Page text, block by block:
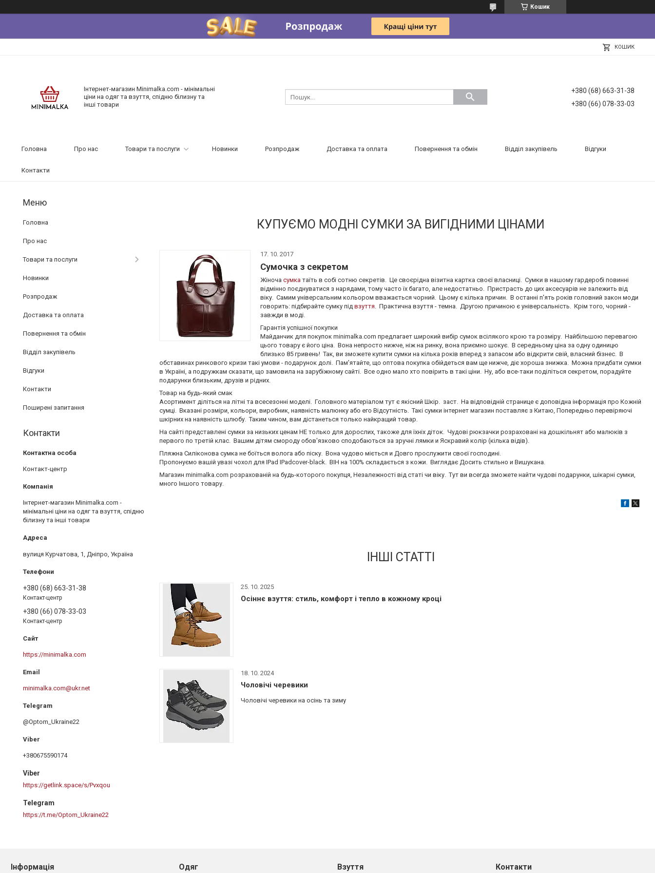
Кошик
КОШИК
Інтернет-магазин Minimalka.com - мінімальні
ціни на одяг та взуття, спідню білизну та
інші товари
+380 (68) 663-31-38
+380 (66) 078-33-03
Головна Про нас Товари та послуги Новинки Розпродаж Доставка та оплата Повернення та обмін Відділ закупівель Відгуки
Контакти
КУПУЄМО МОДНІ СУМКИ ЗА ВИГІДНИМИ ЦІНАМИ
17. 10. 2017
Сумочка з секретом
Жіноча сумка таїть в собі сотню секретів. Це своєрідна візитна картка своєї власниці. Сумки в нашому гардеробі повинні
відмінно поєднуватися з нарядами, тому часто їх багато, але недостатньо. Пристрасть до цих аксесуарів не залежить від
віку. Самим універсальним кольором вважається чорний. Цьому є кілька причин. В останні п'ять років головний закон моди
говорить: підбирайте сумку під взуття. Практична взуття - темна. Другою причиною є універсальність. Крім того, чорний -
завжди в моді.
Гарантія успішної покупки
Майданчик для покупок minimalka.com предлагает широкий вибір сумок всілякого крою та розміру. Найбільшою перевагою
цього товару є його ціна. Вона непросто нижче, ніж на ринку, вона приємно шокує. В середньому ціна за одну одиницю
близько 85 гривень! Так, ви зможете купити сумки на кілька років вперед з запасом або відкрити свій, власний бізнес. В
обставинах ринкового кризи такі умови - подарунок долі. Пам'ятайте, що оптова покупка обійдеться вам ще нижче, діє хороша знижка. Можна придбати сумки
в Україні, а подружкам сказати, що замовила на зарубіжному сайті. Все одно мало хто повірить в такі ціни. Ну, або все-таки поділіться секретом, порадуйте
подарунки близьким, друзів и рідних.
Товар на будь-який смак
Асортимент діліться на літні та всесезонні моделі. Головного матеріалом тут є якісний Шкір. заст. На відповідній странице є доповідна інформація про Кожній
сумці. Вказані розміри, кольори, виробник, наявність малюнку або его Відсутність. Такі сумки інтернет магазин поставляє з Китаю, Попередньо перевіряючі
шкірних на наявність шлюбу. Таким чином, вам дістанеться только найкращий товар.
На сайті представлені сумки за низьких ценам НЕ только для дорослих, такоже для їхніх діток. Чудові рюкзачки розраховані на дошкільнят або малюків з
первого по третій клас. Вашим дітям смороду обов'язково сподобаються за зручні лямки и Яскравий колір (кілька відів).
Пляжна Силіконова сумка не боїться волога або піску. Вона чудово міється и Довго прослужити своєї господині.
Пропонуємо вашій увазі чохол для IPad IPadcover-black. ВІН на 100% складається з кожи. Виглядає Досить стильно и Вишукана.
Магазин minimalka.com розрахованій на будь-которого покупця, Незалежності від статі чи віку. Тут ви всегда зможете найти чудові подарунки, шікарні сумки,
много Іншого товару.
ІНШІ СТАТТІ
25. 10. 2025
Осіннє взуття: стиль, комфорт і тепло в кожному кроці
18. 10. 2024
Чоловічі черевики
Чоловічі черевики на осінь та зиму
Головна
Про нас
Товари та послуги
Новинки
Розпродаж
Доставка та оплата
Повернення та обмін
Відділ закупівель
Відгуки
Контакти
Поширені запитання
Контакти
Контакт-центр
Інтернет-магазин Minimalka.com -
мінімальні ціни на одяг та взуття, спідню
білизну та інші товари
вулиця Курчатова, 1, Дніпро, Україна
+380 (68) 663-31-38
Контакт-центр
+380 (66) 078-33-03
Контакт-центр
https://minimalka.com
minimalka.com@ukr.net
@Optom_Ukraine22
+380675590174
Viber
https://getlink.space/s/Pvxqou
Telegram
https://t.me/Optom_Ukraine22
Інформація Одяг Взуття Контакти